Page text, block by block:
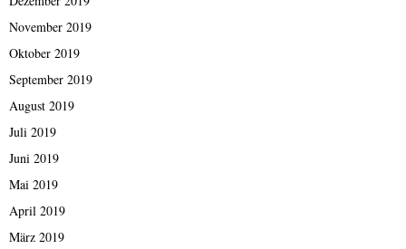
November 2019
Oktober 2019
September 2019
August 2019
Juli 2019
Juni 2019
Mai 2019
April 2019
März 2019